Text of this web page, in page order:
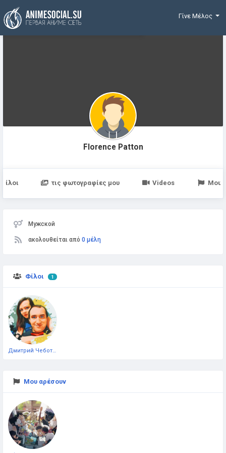
Χρηματοδότηση
Γίνε Μέλος
Florence Patton
Φίλοι τις φωτογραφίες μου Videos Μου
Мужской
ακολουθείται από 0 μέλη
Φίλοι 1
Μου αρέσουν